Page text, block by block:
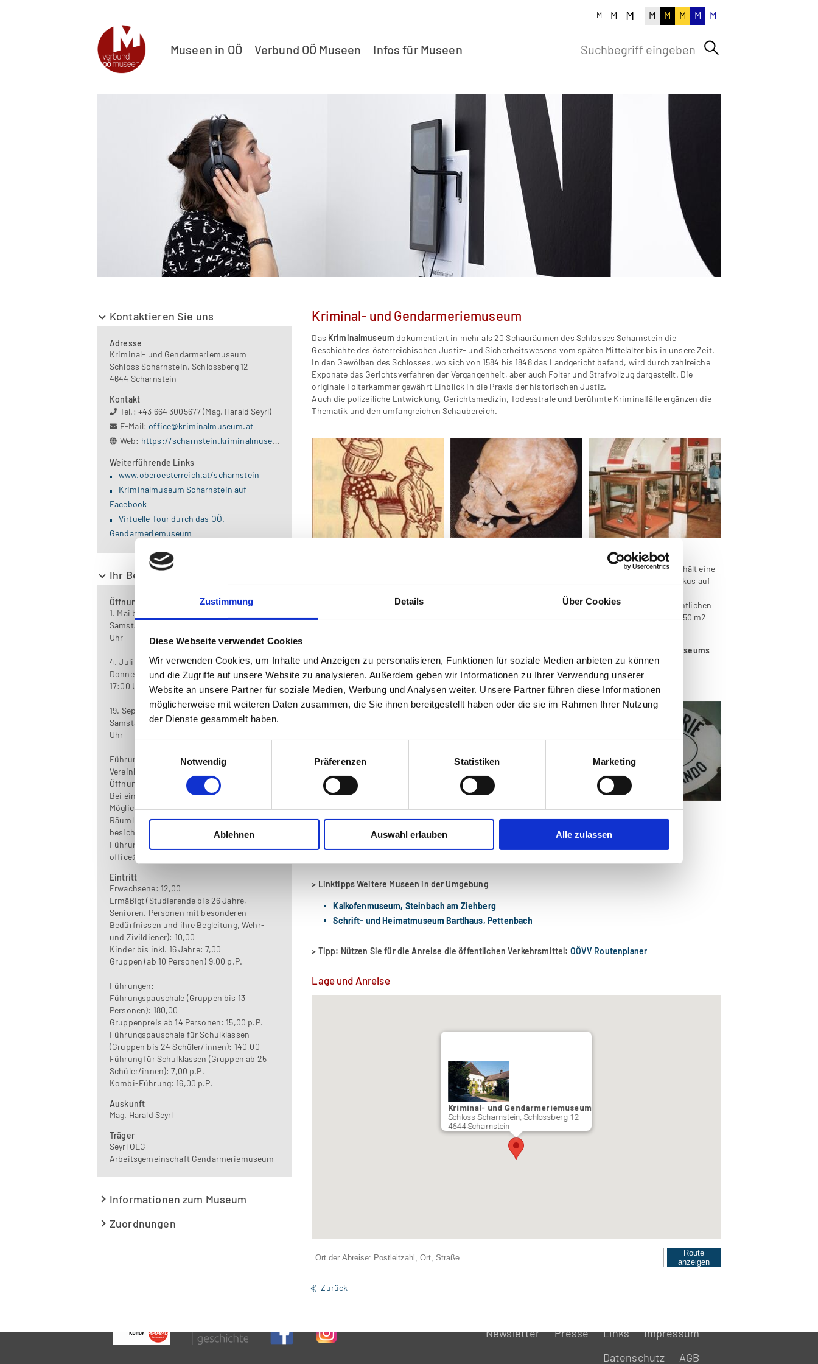
Zustimmung Details Über Cookies
Diese Webseite verwendet Cookies
Wir verwenden Cookies, um Inhalte und Anzeigen zu personalisieren, Funktionen für soziale Medien anbieten zu können
und die Zugriffe auf unsere Website zu analysieren. Außerdem geben wir Informationen zu Ihrer Verwendung unserer
Website an unsere Partner für soziale Medien, Werbung und Analysen weiter. Unsere Partner führen diese Informationen
möglicherweise mit weiteren Daten zusammen, die Sie ihnen bereitgestellt haben oder die sie im Rahmen Ihrer Nutzung
der Dienste gesammelt haben.
Notwendig
Präferenzen Statistiken Marketing
Ablehnen Auswahl erlauben Alle zulassen
M M M M M M M M
Museen in OÖ Verbund OÖ Museen Infos für Museen
Kontaktieren Sie uns
Adresse
Kriminal- und Gendarmeriemuseum
Schloss Scharnstein, Schlossberg 12
4644 Scharnstein
Kontakt
Tel.: +43 664 3005677 (Mag. Harald Seyrl)
E-Mail:office@kriminalmuseum.at
Web: https://scharnstein.kriminalmuseum.at
Weiterführende Links
www.oberoesterreich.at/scharnstein
Kriminalmuseum Scharnstein auf
Facebook
Virtuelle Tour durch das OÖ.
Gendarmeriemuseum
Ihr Besuch im Museum
Öffnungszeiten
1. Mai bis 28. Juni
Samstag, Sonntag, Feiertag 10:00 - 17:00
Uhr
4. Juli bis 13. September
Donnerstag bis Sonntag, Feiertag 10:00 -
17:00 Uhr
19. September bis 31. Oktober
Samstag, Sonntag, Feiertag 10:00 - 17:00
Uhr
Führungen sind nach vorheriger
Vereinbarung, auch ausserhalb der
Öffnungszeiten, möglich.
Bei einer Kombi-Führung gibt es die
Möglichkeit, die privat bewohnten
Räumlichkeiten des Schlosses zu
besichtigen.
Führungsanfrage:
office@kriminalmuseum.at
Eintritt
Erwachsene: 12,00
Ermäßigt (Studierende bis 26 Jahre,
Senioren, Personen mit besonderen
Bedürfnissen und ihre Begleitung, Wehr-
und Zivildiener): 10,00
Kinder bis inkl. 16 Jahre: 7,00
Gruppen (ab 10 Personen) 9,00 p.P.
Führungen:
Führungspauschale (Gruppen bis 13
Personen): 180,00
Gruppenpreis ab 14 Personen: 15,00 p.P.
Führungspauschale für Schulklassen
(Gruppen bis 24 Schüler/innen): 140,00
Führung für Schulklassen (Gruppen ab 25
Schüler/innen): 7,00 p.P.
Kombi-Führung: 16,00 p.P.
Auskunft
Mag. Harald Seyrl
Träger
Seyrl OEG
Arbeitsgemeinschaft Gendarmeriemuseum
Informationen zum Museum
Zuordnungen
Kriminal- und Gendarmeriemuseum
Das Kriminalmuseum dokumentiert in mehr als 20 Schauräumen des Schlosses Scharnstein die
Geschichte des österreichischen Justiz- und Sicherheitswesens vom späten Mittelalter bis in unsere Zeit.
In den Gewölben des Schlosses, wo sich von 1584 bis 1848 das Landgericht befand, wird durch zahlreiche
Exponate das Gerichtsverfahren der Vergangenheit, aber auch Folter und Strafvollzug dargestellt. Die
originale Folterkammer gewährt Einblick in die Praxis der historischen Justiz.
Auch die polizeiliche Entwicklung, Gerichtsmedizin, Todesstrafe und berühmte Kriminalfälle ergänzen die
Thematik und den umfangreichen Schaubereich.
Oberösterreichische Gendarmeriemuseum.Dieses enthält eine
Dokumentation der Österreichischen Gendarmeriegeschichte von 1849 bis zur Gegenwart - mit Fokus auf
Ausrüstungsgegenstände) sowie Dokumenten, Urkunden, Bildern zur Darstellung von zeitgeschichtlichen
Ereignissen und spektakulären Kriminalfällen. In drei Schauräumen und auf einer Fläche von ca. 250 m2
im Rahmen eines Besuches des Kriminalmuseums
besichtigt werden.
Weitere Informationen:https://gendarmeriemuseum.at
> Linktipp Weiteres Museum im Ort
Sensenmuseum Geyerhammer
> Linktipps Weitere Museen in der Umgebung
Kalkofenmuseum, Steinbach am Ziehberg
Schrift- und Heimatmuseum Bartlhaus, Pettenbach
> Tipp: Nützen Sie für die Anreise die öffentlichen Verkehrsmittel: OÖVV Routenplaner
Lage und Anreise
Kriminal- und Gendarmeriemuseum
Schloss Scharnstein, Schlossberg 12
4644 Scharnstein
Route
anzeigen
Zurück
Newsletter Presse Links
Impressum
Datenschutz
AGB